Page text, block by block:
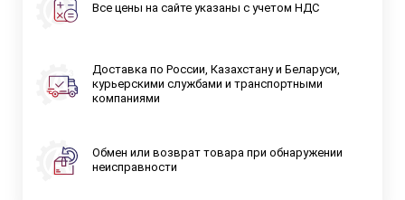
Все цены на сайте указаны с учетом НДС
Доставка по России, Казахстану и Беларуси,
курьерскими службами и транспортными
компаниями
Обмен или возврат товара при обнаружении
неисправности